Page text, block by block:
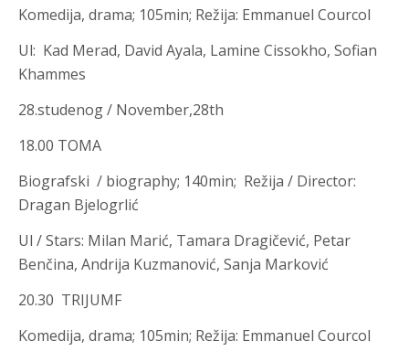
Komedija, drama; 105min; Režija: Emmanuel Courcol
Ul: Kad Merad, David Ayala, Lamine Cissokho, Sofian
Khammes
28.studenog / November,28th
18.00 TOMA
Biografski / biography; 140min; Režija / Director:
Dragan Bjelogrlić
Ul /Stars: Milan Marić, Tamara Dragičević, Petar
Benčina, Andrija Kuzmanović, Sanja Marković
20.30 TRIJUMF
Komedija, drama; 105min; Režija: Emmanuel Courcol